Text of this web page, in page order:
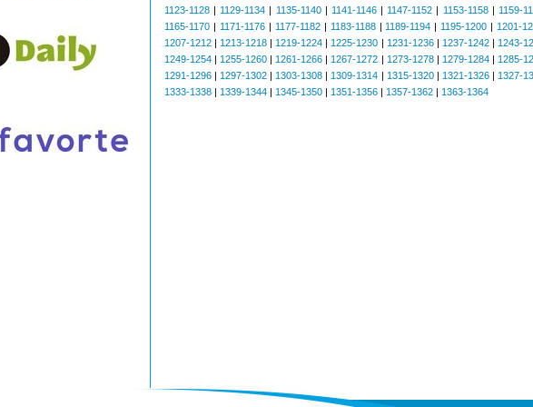
1123-1128 | 1129-1134 | 1135-1140| 1141-1146| 1147-1152 | 1153-1158| 1159-
1165-1170 | 1171-1176| 1177-1182| 1183-1188| 1189-1194 | 1195-1200 | 1201-
1207-1212 | 1213-1218 | 1219-1224 | 1225-1230 | 1231-1236| 1237-1242| 1243-
1249-1254 | 1255-1260 | 1261-1266 | 1267-1272 | 1273-1278| 1279-1284| 1285-
1291-1296 | 1297-1302 | 1303-1308 | 1309-1314 | 1315-1320| 1321-1326| 1327-
1333-1338 | 1339-1344 | 1345-1350 | 1351-1356 | 1357-1362 | 1363-1364